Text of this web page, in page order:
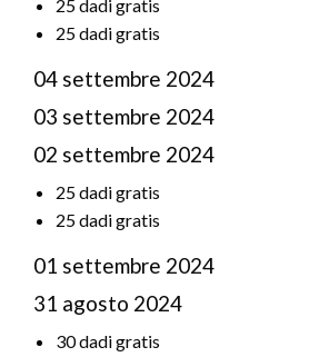
25 dadi gratis
25 dadi gratis
04 settembre 2024
03 settembre 2024
02 settembre 2024
25 dadi gratis
25 dadi gratis
01 settembre 2024
31 agosto 2024
30 dadi gratis